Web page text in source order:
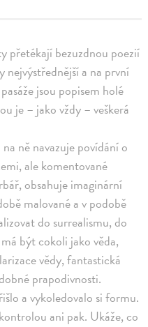
přetékají bezuzdnou poezií
a na první
jsou popisem holé
je – jako vždy – veškerá
ně navazuje povídání o
ale komentované
obsahuje imaginární
malované a v podobě
do surrealismu, do
být cokoli jako věda,
vědy, fantastická
prapodivnosti.
a vykoledovalo si formu.
ani pak. Ukáže, co